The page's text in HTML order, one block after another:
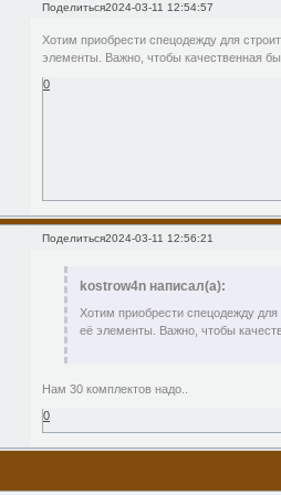
Поделиться2024-03-11 12:54:57
Хотим приобрести спецодежду для
элементы. Важно, чтобы качественная
0
Поделиться2024-03-11 12:56:21
kostrow4n написал(а):
Хотим приобрести спецодежду
её элементы. Важно, чтобы
Нам 30 комплектов надо..
0